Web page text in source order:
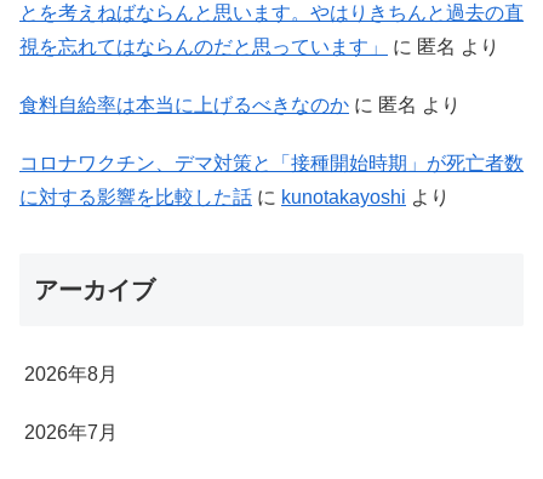
とを考えねばならんと思います。やはりきちんと過去の直
視を忘れてはならんのだと思っています」
に 匿名 より
食料自給率は本当に上げるべきなのか に 匿名 より
コロナワクチン、デマ対策と「接種開始時期」が死亡者数
に対する影響を比較した話 に kunotakayoshi より
アーカイブ
2026年8月
2026年7月